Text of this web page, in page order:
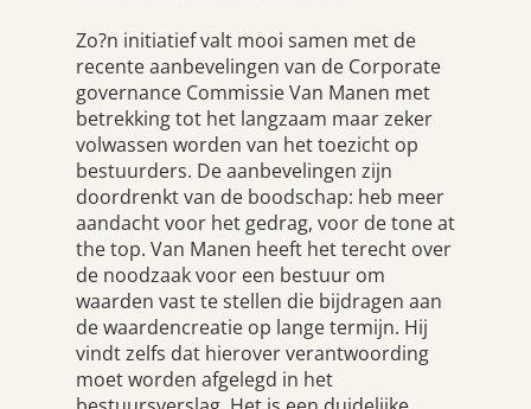
Zo?n initiatief valt mooi samen met de
recente aanbevelingen van de Corporate
governance Commissie Van Manen met
betrekking tot het langzaam maar zeker
volwassen worden van het toezicht op
bestuurders. De aanbevelingen zijn
doordrenkt van de boodschap: heb meer
aandacht voor het gedrag, voor de tone at
the top. Van Manen heeft het terecht over
de noodzaak voor een bestuur om
waarden vast te stellen die bijdragen aan
de waardencreatie op lange termijn. Hij
vindt zelfs dat hierover verantwoording
moet worden afgelegd in het